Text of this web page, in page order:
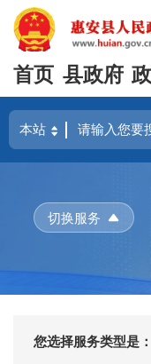
首页 县政府
切换服务
您选择服务类型是：